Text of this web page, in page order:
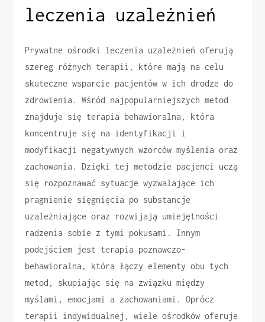
leczenia uzależnień
Prywatne ośrodki leczenia uzależnień oferują
szereg różnych terapii, które mają na celu
skuteczne wsparcie pacjentów w ich drodze do
zdrowienia. Wśród najpopularniejszych metod
znajduje się terapia behawioralna, która
koncentruje się na identyfikacji i
modyfikacji negatywnych wzorców myślenia oraz
zachowania. Dzięki tej metodzie pacjenci uczą
się rozpoznawać sytuacje wyzwalające ich
pragnienie sięgnięcia po substancje
uzależniające oraz rozwijają umiejętności
radzenia sobie z tymi pokusami. Innym
podejściem jest terapia poznawczo-
behawioralna, która łączy elementy obu tych
metod, skupiając się na związku między
myślami, emocjami a zachowaniami. Oprócz
terapii indywidualnej, wiele ośrodków oferuje